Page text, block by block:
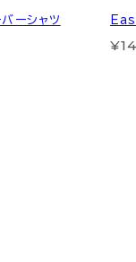
ーシャツ